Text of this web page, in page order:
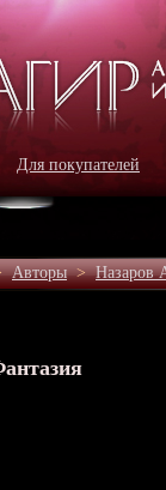
Для покупателей
Авторы>Назаров